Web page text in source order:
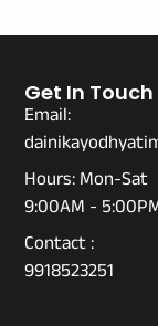
Get In Touch
Email:
Hours: Mon-Sat
9:00AM -
Contact :
9918523251